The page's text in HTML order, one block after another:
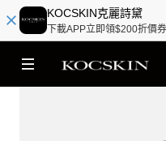
KOCSKIN克麗詩黛
下載APP立即領$200折價券